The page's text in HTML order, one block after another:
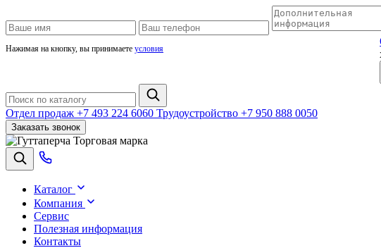
Нажимая на кнопку, вы принимаете условия
Отдел продаж +7 493 224 6060 Трудоустройство +7 950 888 0050
Заказать звонок
Торговая марка
Каталог
Компания
Сервис
Полезная информация
Контакты